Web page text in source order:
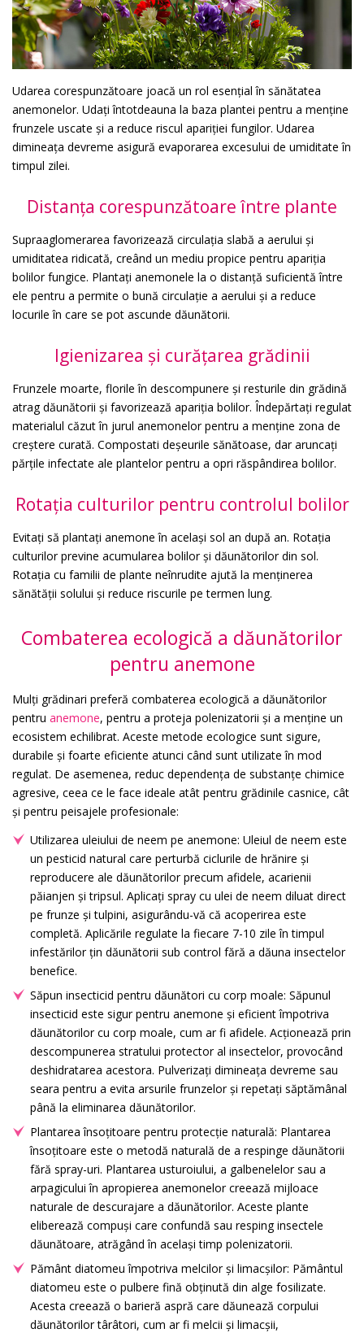
Udarea corespunzătoare joacă un rol esențial în sănătatea
anemonelor. Udați întotdeauna la baza plantei pentru a menține
frunzele uscate și a reduce riscul apariției fungilor. Udarea
dimineața devreme asigură evaporarea excesului de umiditate în
timpul zilei.
Distanța corespunzătoare între plante
Supraaglomerarea favorizează circulația slabă a aerului și
umiditatea ridicată, creând un mediu propice pentru apariția
bolilor fungice. Plantați anemonele la o distanță suficientă între
ele pentru a permite o bună circulație a aerului și a reduce
locurile în care se pot ascunde dăunătorii.
Igienizarea și curățarea grădinii
Frunzele moarte, florile în descompunere și resturile din grădină
atrag dăunătorii și favorizează apariția bolilor. Îndepărtați regulat
materialul căzut în jurul anemonelor pentru a menține zona de
creștere curată. Compostati deșeurile sănătoase, dar aruncați
părțile infectate ale plantelor pentru a opri răspândirea bolilor.
Rotația culturilor pentru controlul bolilor
Evitați să plantați anemone în același sol an după an. Rotația
culturilor previne acumularea bolilor și dăunătorilor din sol.
Rotația cu familii de plante neînrudite ajută la menținerea
sănătății solului și reduce riscurile pe termen lung.
Combaterea ecologică a dăunătorilor
pentru anemone
Mulți grădinari preferă combaterea ecologică a dăunătorilor
pentru anemone, pentru a proteja polenizatorii și a menține un
ecosistem echilibrat. Aceste metode ecologice sunt sigure,
durabile și foarte eficiente atunci când sunt utilizate în mod
regulat. De asemenea, reduc dependența de substanțe chimice
agresive, ceea ce le face ideale atât pentru grădinile casnice, cât
și pentru peisajele profesionale:
Utilizarea uleiului de neem pe anemone: Uleiul de neem este
un pesticid natural care perturbă ciclurile de hrănire și
reproducere ale dăunătorilor precum afidele, acarienii
păianjen și tripsul. Aplicați spray cu ulei de neem diluat direct
pe frunze și tulpini, asigurându-vă că acoperirea este
completă. Aplicările regulate la fiecare 7-10 zile în timpul
infestărilor țin dăunătorii sub control fără a dăuna insectelor
benefice.
Săpun insecticid pentru dăunători cu corp moale: Săpunul
insecticid este sigur pentru anemone și eficient împotriva
dăunătorilor cu corp moale, cum ar fi afidele. Acționează prin
descompunerea stratului protector al insectelor, provocând
deshidratarea acestora. Pulverizați dimineața devreme sau
seara pentru a evita arsurile frunzelor și repetați săptămânal
până la eliminarea dăunătorilor.
Plantarea însoțitoare pentru protecție naturală: Plantarea
însoțitoare este o metodă naturală de a respinge dăunătorii
fără spray-uri. Plantarea usturoiului, a galbenelelor sau a
arpagicului în apropierea anemonelor creează mijloace
naturale de descurajare a dăunătorilor. Aceste plante
eliberează compuși care confundă sau resping insectele
dăunătoare, atrăgând în același timp polenizatorii.
Pământ diatomeu împotriva melcilor și limacșilor: Pământul
diatomeu este o pulbere fină obținută din alge fosilizate.
Acesta creează o barieră aspră care dăunează corpului
dăunătorilor târâtori, cum ar fi melcii și limacșii,